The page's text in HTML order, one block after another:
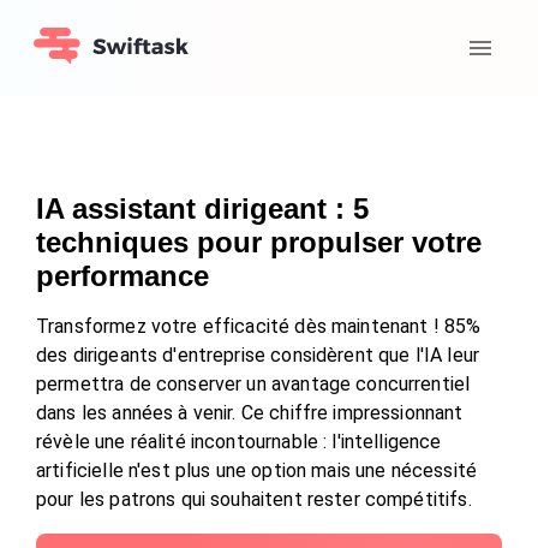
IA assistant dirigeant : 5
techniques pour propulser votre
performance
Transformez votre efficacité dès maintenant ! 85%
des dirigeants d'entreprise considèrent que l'IA leur
permettra de conserver un avantage concurrentiel
dans les années à venir. Ce chiffre impressionnant
révèle une réalité incontournable : l'intelligence
artificielle n'est plus une option mais une nécessité
pour les patrons qui souhaitent rester compétitifs.